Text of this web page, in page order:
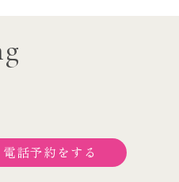
電話予約をする